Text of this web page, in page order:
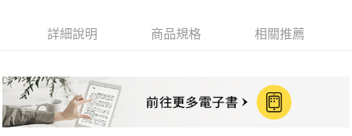
數位商品離島免運
離島宅配
每筆NT$200，滿NT$99,999(含以上)免運費
詳細說明 商品規格 相關推薦